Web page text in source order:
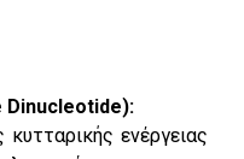
Dinucleotide):
ενέργειας